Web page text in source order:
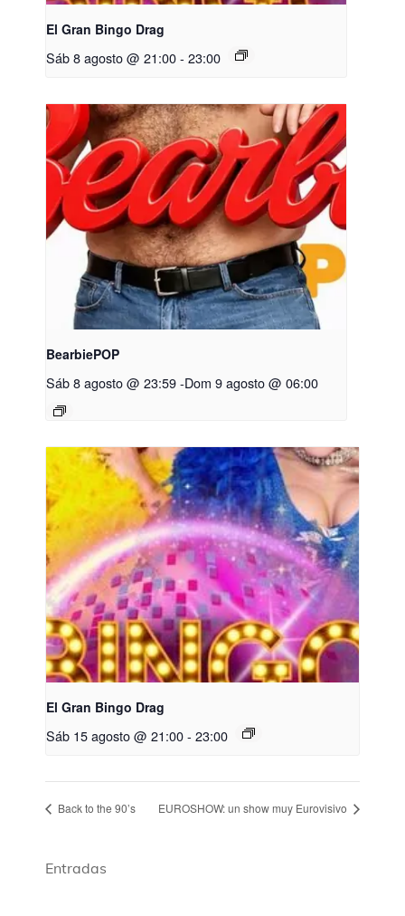
El Gran Bingo Drag
Sáb 8 agosto @ 21:00- 23:00
BearbiePOP
Sáb 8 agosto @ 23:59-Dom 9 agosto @ 06:00
El Gran Bingo Drag
Sáb 15 agosto @ 21:00- 23:00
Back to the 90’s EUROSHOW: un show muy Eurovisivo
Entradas